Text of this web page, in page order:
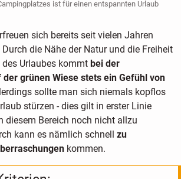
ist für einen entspannten Urlaub
sich bereits seit vielen Jahren
die Nähe der Natur und die Freiheit
Urlaubes kommt bei der
grünen Wiese stets ein Gefühl von
sollte man sich niemals kopflos
stürzen - dies gilt in erster Linie
diesem Bereich noch nicht allzu
kann es nämlich schnell zu
kommen.